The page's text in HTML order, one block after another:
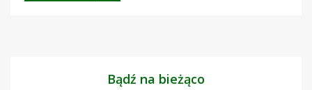
Bądź na bieżąco